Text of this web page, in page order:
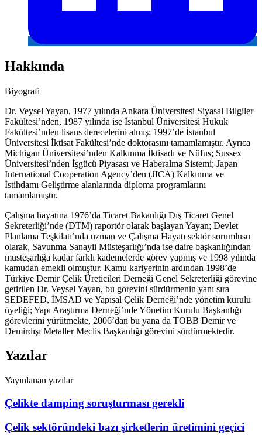
Hakkında
Biyografi
Dr. Veysel Yayan, 1977 yılında Ankara Üniversitesi Siyasal Bilgiler
Fakültesi’nden, 1987 yılında ise İstanbul Üniversitesi Hukuk
Fakültesi’nden lisans derecelerini almış; 1997’de İstanbul
Üniversitesi İktisat Fakültesi’nde doktorasını tamamlamıştır. Ayrıca
Michigan Üniversitesi’nden Kalkınma İktisadı ve Nüfus; Sussex
Üniversitesi’nden İşgücü Piyasası ve Haberalma Sistemi; Japan
International Cooperation Agency’den (JICA) Kalkınma ve
İstihdamı Geliştirme alanlarında diploma programlarını
tamamlamıştır.
Çalışma hayatına 1976’da Ticaret Bakanlığı Dış Ticaret Genel
Sekreterliği’nde (DTM) raportör olarak başlayan Yayan; Devlet
Planlama Teşkilatı’nda uzman ve Çalışma Hayatı sektör sorumlusu
olarak, Savunma Sanayii Müsteşarlığı’nda ise daire başkanlığından
müsteşarlığa kadar farklı kademelerde görev yapmış ve 1998 yılında
kamudan emekli olmuştur. Kamu kariyerinin ardından 1998’de
Türkiye Demir Çelik Üreticileri Derneği Genel Sekreterliği görevine
getirilen Dr. Veysel Yayan, bu görevini sürdürmenin yanı sıra
SEDEFED, İMSAD ve Yapısal Çelik Derneği’nde yönetim kurulu
üyeliği; Yapı Araştırma Derneği’nde Yönetim Kurulu Başkanlığı
görevlerini yürütmekte, 2006’dan bu yana da TOBB Demir ve
Demirdışı Metaller Meclis Başkanlığı görevini sürdürmektedir.
Yazılar
Yayınlanan yazılar
Çelikte damping soruşturması gerekli
Çelik sektöründeki bazı şirketlerin üretimini geçici